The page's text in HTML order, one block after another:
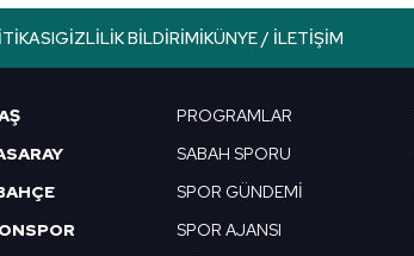
GIZLILIK BILDIRIMIKÜNYE / İLETIŞIM
PROGRAMLAR
SABAH SPORU
SPOR GÜNDEMİ
SPOR AJANSI